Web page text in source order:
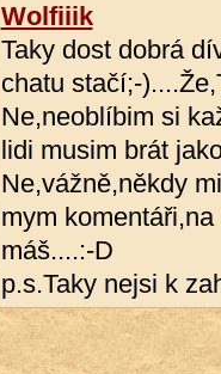
Wolfiiik
Taky dost dobrá
chatu stačí;-
Ne,neoblíbim si
lidi musim brát
Ne,vážně,někdy
mym
máš....:-D
p.s.Taky nejsi k